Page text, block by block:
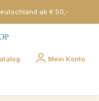
ab € 50,-
Mein Konto